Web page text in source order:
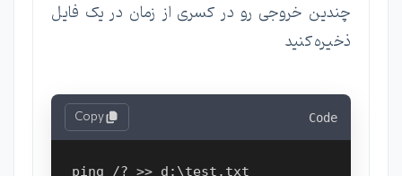
چندین خروجی رو در کسری از زمان در یک فایل
ذخیره کنید
Code
Copy